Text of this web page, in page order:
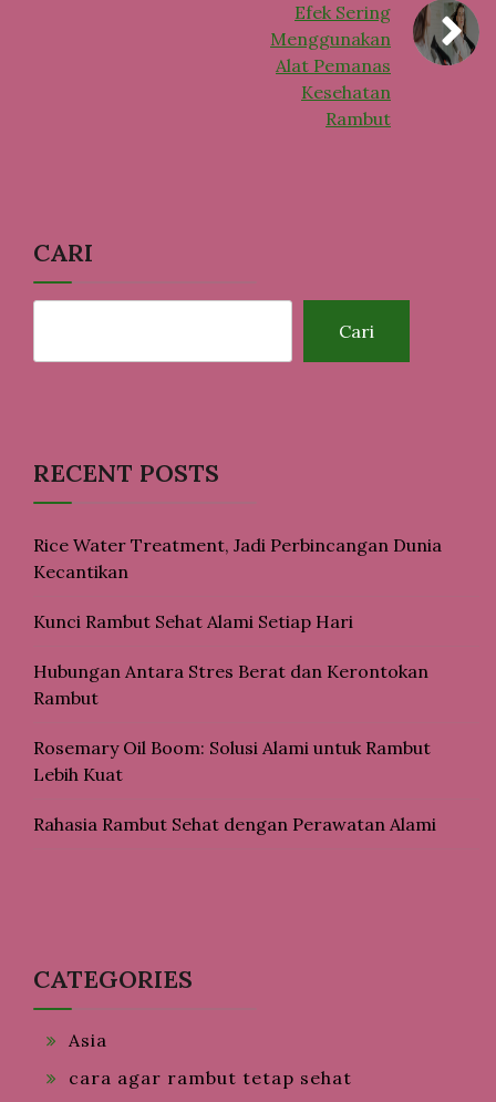
Efek Sering
Menggunakan
Alat Pemanas
Kesehatan
Rambut
CARI
Cari
RECENT POSTS
Rice Water Treatment, Jadi Perbincangan Dunia
Kecantikan
Kunci Rambut Sehat Alami Setiap Hari
Hubungan Antara Stres Berat dan Kerontokan
Rambut
Rosemary Oil Boom: Solusi Alami untuk Rambut
Lebih Kuat
Rahasia Rambut Sehat dengan Perawatan Alami
CATEGORIES
Asia
cara agar rambut tetap sehat